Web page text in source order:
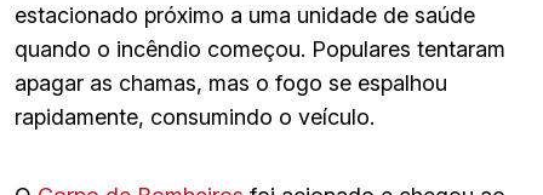
estacionado próximo a uma unidade de saúde
quando o incêndio começou. Populares tentaram
apagar as chamas, mas o fogo se espalhou
rapidamente, consumindo o veículo.